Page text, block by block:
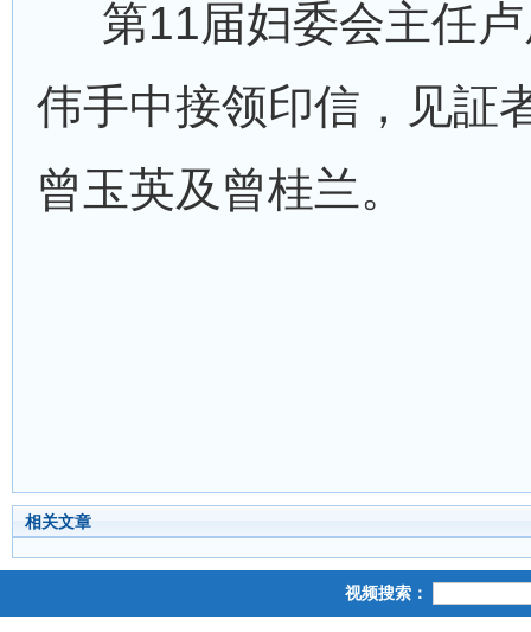
第11届妇委会主任
伟手中接领印信，见証
曾玉英及曾桂兰。
相关文章
视频搜索：